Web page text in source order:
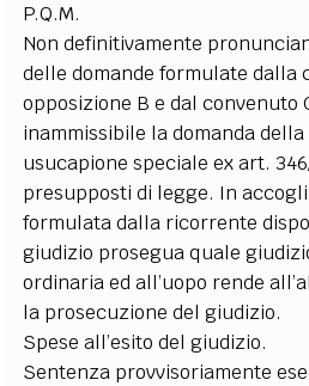
P.Q.M.
Non definitivamente
delle domande formulate dalla
opposizione B e dal convenuto
inammissibile la domanda
usucapione speciale ex art.
presupposti di legge. In
formulata dalla ricorrente
giudizio prosegua quale
ordinaria ed all’uopo rende
la prosecuzione del giudizio.
Spese all’esito del giudizio.
Sentenza provvisoriamente